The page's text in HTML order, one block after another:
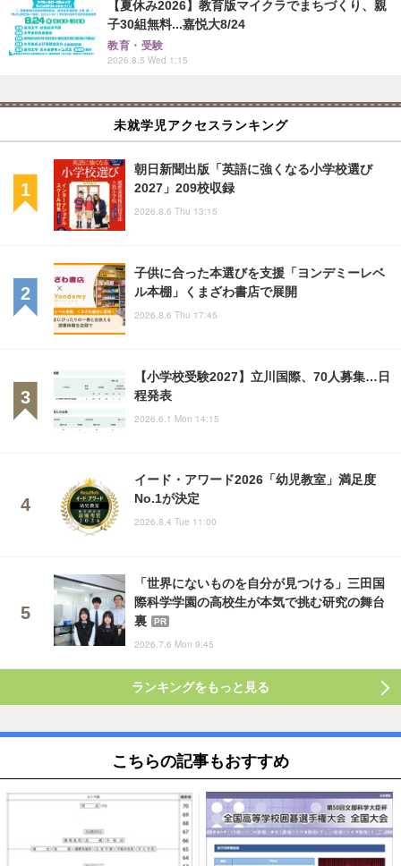
【夏休み2026】教育版マイクラでまちづくり、親
子30組無料...嘉悦大8/24
教育・受験
2026.8.5 Wed 1:15
未就学児アクセスランキング
朝日新聞出版「英語に強くなる小学校選び
2027」209校収録
2026.8.6 Thu 13:15
子供に合った本選びを支援「ヨンデミーレベ
ル本棚」くまざわ書店で展開
2026.8.6 Thu 17:45
【小学校受験2027】立川国際、70人募集…日
程発表
2026.6.1 Mon 14:15
イード・アワード2026「幼児教室」満足度
No.1が決定
2026.8.4 Tue 11:00
「世界にないものを自分が見つける」三田国
際科学学園の高校生が本気で挑む研究の舞台
裏
PR
2026.7.6 Mon 9:45
ランキングをもっと見る
こちらの記事もおすすめ